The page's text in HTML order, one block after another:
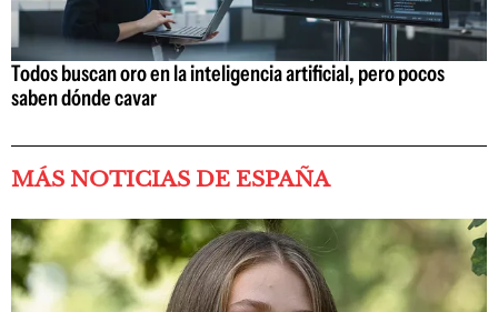
Todos buscan oro en la inteligencia artificial, pero pocos
saben dónde cavar
MÁS NOTICIAS DE ESPAÑA